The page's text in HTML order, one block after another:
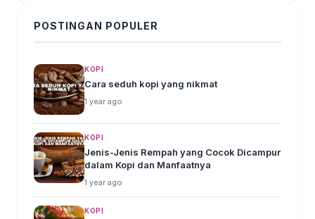
POSTINGAN POPULER
KOPI
Cara seduh kopi yang nikmat
1 year ago
KOPI
Jenis-Jenis Rempah yang Cocok Dicampur
dalam Kopi dan Manfaatnya
1 year ago
KOPI